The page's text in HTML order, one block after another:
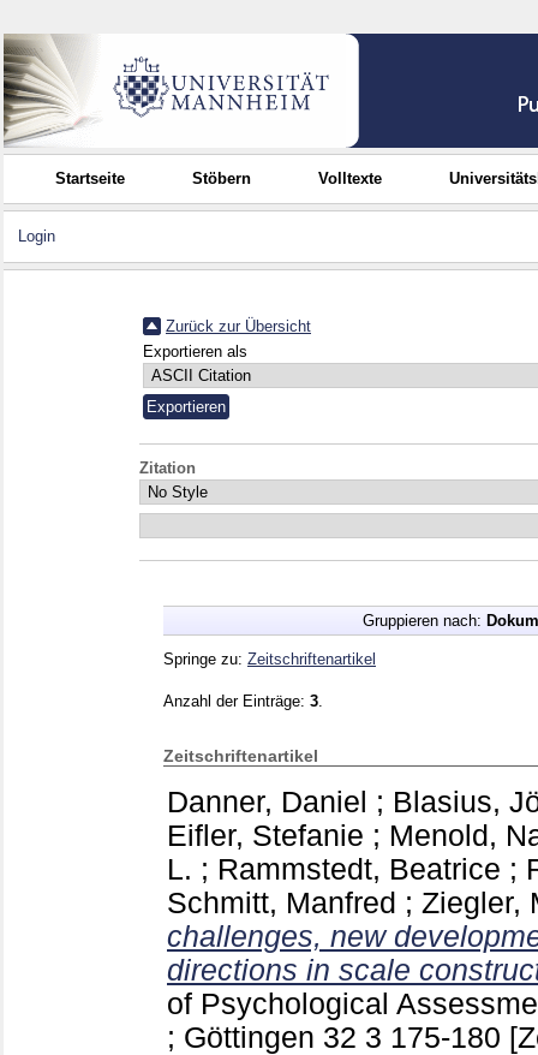
Startseite Stöbern Volltexte
Login
Zurück zur Übersicht
Exportieren als
Zitation
Gruppieren nach:
Springe zu: Zeitschriftenartikel
Anzahl der Einträge: 3
Zeitschriftenartikel
Danner, Daniel ; Blasius,
Eifler, Stefanie ; Menold,
L. ; Rammstedt, Beatrice ;
Schmitt, Manfred ; Ziegler,
challenges, new
directions in scale
of Psychological
; Göttingen 32 3 175-180